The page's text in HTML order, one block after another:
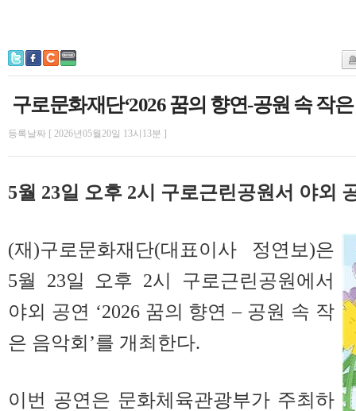
구로문화재단‘2026 꿈의 향연-공원 속 작
등록날짜 [ 2026년05월20일 13시13분 ]
5월 23일 오후 2시 구로근린공원서 야외
(재)구로문화재단(대표이사 정연보)은
5월 23일 오후 2시 구로근린공원에서
야외 공연 ‘2026 꿈의 향연 – 공원 속 작
은 음악회’를 개최한다.
이번 공연은 문화체육관광부가 주최하